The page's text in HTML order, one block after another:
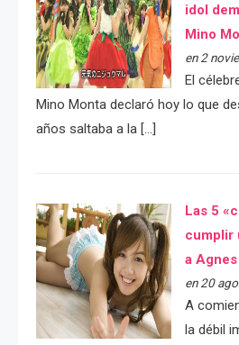
idol
Mino
en 2
El
Mino Monta declaró hoy lo que
años saltaba a la […]
Las 5
cumplir
a
en 20
A
la débil